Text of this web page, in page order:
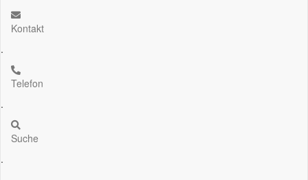
Kontakt
.
Telefon
.
Suche
.